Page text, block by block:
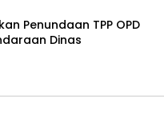
Penundaan TPP OPD
Dinas